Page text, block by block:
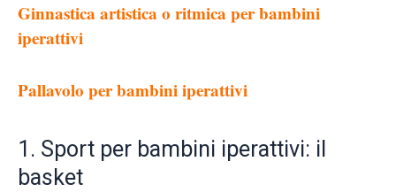
Ginnastica artistica o ritmica per bambini
iperattivi
Pallavolo per bambini iperattivi
1. Sport per bambini iperattivi: il
basket